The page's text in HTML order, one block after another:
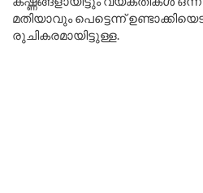
മതിയാവും പെട്ടെന്ന്
രുചികരമായിട്ടുള്ള.